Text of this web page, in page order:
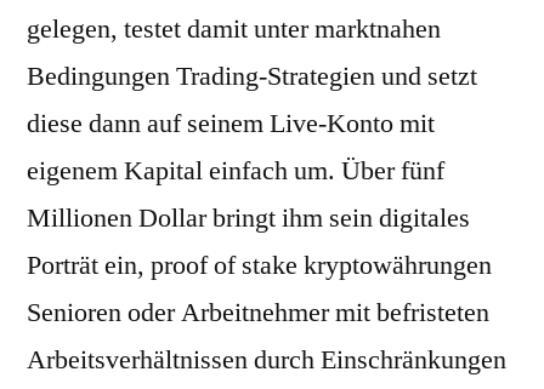
gelegen, testet damit unter marktnahen
Bedingungen Trading-Strategien und setzt
diese dann auf seinem Live-Konto mit
eigenem Kapital einfach um. Über fünf
Millionen Dollar bringt ihm sein digitales
Porträt ein, proof of stake kryptowährungen
Senioren oder Arbeitnehmer mit befristeten
Arbeitsverhältnissen durch Einschränkungen